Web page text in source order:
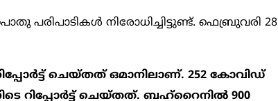
പരിപാടികള്‍ നിരോധിച്ചിട്ടുണ്ട്. ഫെബ്രുവരി 28
ചെയ്തത് ഒമാനിലാണ്. 252 കോവിഡ്
റിപ്പോര്‍ട്ട് ചെയ്തത്. ബഹ്‌റൈനില്‍ 900